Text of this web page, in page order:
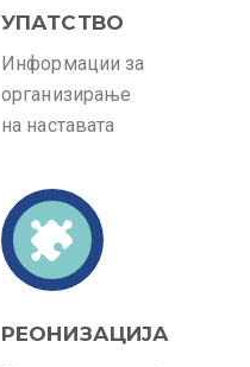
УПАТСТВО
Информации за
организирање
на наставата
РЕОНИЗАЦИЈА